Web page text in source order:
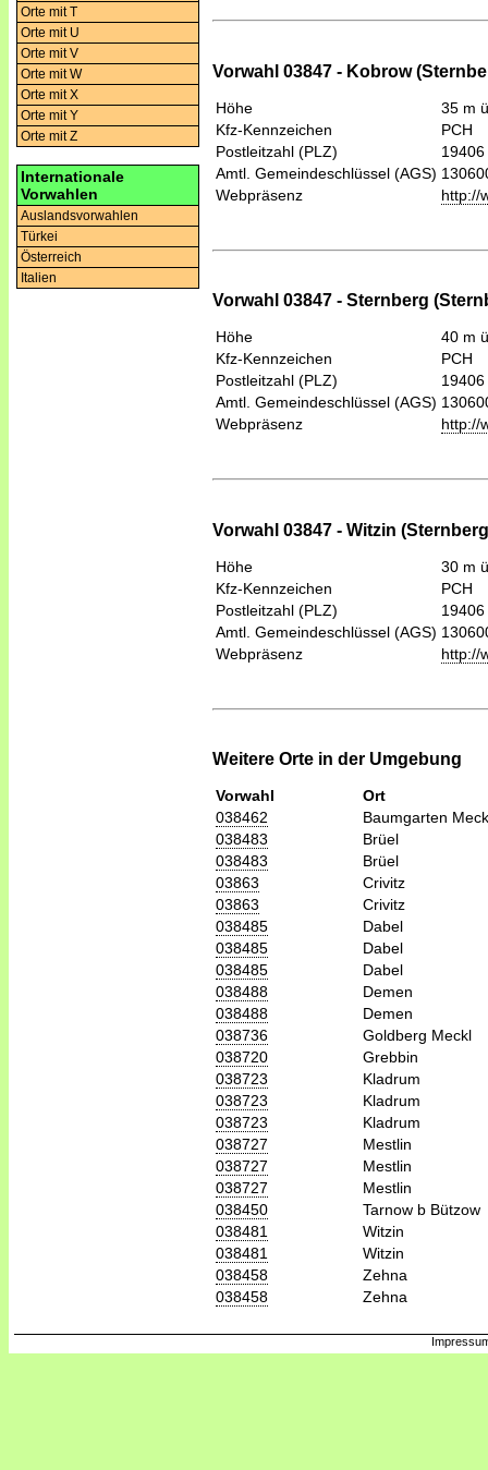
Orte mit T
Orte mit U
Orte mit V
Orte mit W
Orte mit X
Orte mit Y
Orte mit Z
Internationale
Vorwahlen
Auslandsvorwahlen
Türkei
Österreich
Italien
Vorwahl 03847 - Kobrow
Höhe
35 m
Kfz-Kennzeichen
PCH
Postleitzahl (PLZ)
19406
Amtl. Gemeindeschlüssel (AGS)
Webpräsenz
http://
Vorwahl 03847 - Sternberg
Höhe
40 m
Kfz-Kennzeichen
PCH
Postleitzahl (PLZ)
19406
Amtl. Gemeindeschlüssel (AGS)
Webpräsenz
http://
Vorwahl 03847 - Witzin
Höhe
30 m
Kfz-Kennzeichen
PCH
Postleitzahl (PLZ)
19406
Amtl. Gemeindeschlüssel (AGS)
Webpräsenz
http://
Weitere Orte in der Umgebung
Vorwahl
Ort
038462
Baumgarten
038483
Brüel
038483
Brüel
03863
Crivitz
03863
Crivitz
038485
Dabel
038485
Dabel
038485
Dabel
038488
Demen
038488
Demen
038736
Goldberg Meckl
038720
Grebbin
038723
Kladrum
038723
Kladrum
038723
Kladrum
038727
Mestlin
038727
Mestlin
038727
Mestlin
038450
Tarnow b Bützow
038481
Witzin
038481
Witzin
038458
Zehna
038458
Zehna